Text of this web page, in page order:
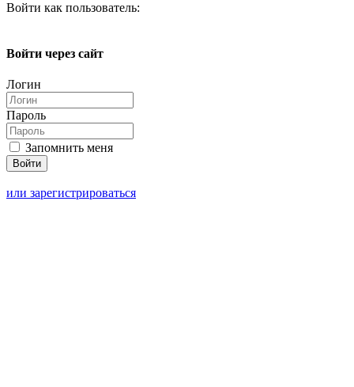
Войти как пользователь:
Войти через сайт
Логин
Пароль
Запомнить меня
или зарегистрироваться